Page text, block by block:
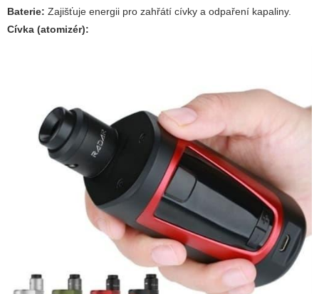
Baterie: Zajišťuje energii pro zahřátí cívky a odpaření kapaliny.
Cívka (atomizér):